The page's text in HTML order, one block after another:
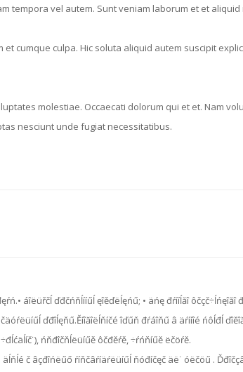
tempora vel autem. Sunt veniam laborum et et
cumque culpa. Hic soluta aliquid autem suscipit
molestiae. Occaecati dolorum qui et et. Nam
nesciunt unde fugiat necessitatibus.
áîëüřčĺ ďđčńňĺííűĺ ęîěďëĺęńű; • äńę đŕííĺăî ôčçč÷ĺńęîăî
ďđîĺęňű.Ěíîăîëĺňíčé îďűň đŕáîňű â äŕííîé ńôĺđĺ
ńňđîčňĺëüíűě ôčđěŕě, ÷ŕńňíűě ëčöŕě.
č âçđîńëűő ŕíňčâŕíäŕëüíűĺ ňóđíčęč äë˙ óëčöű .